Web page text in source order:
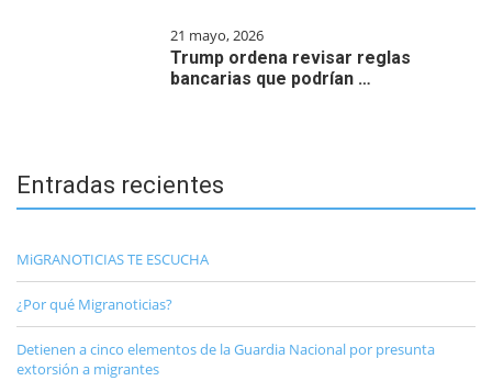
21 mayo, 2026
Trump ordena revisar reglas
bancarias que podrían …
Entradas recientes
MiGRANOTICIAS TE ESCUCHA
¿Por qué Migranoticias?
Detienen a cinco elementos de la Guardia Nacional por presunta
extorsión a migrantes